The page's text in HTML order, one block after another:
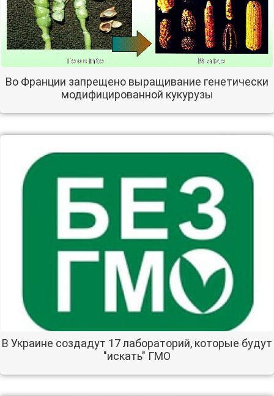
Во Франции запрещено выращивание генетически
модифицированной кукурузы
В Украине создадут 17 лабораторий, которые будут
"искать" ГМО